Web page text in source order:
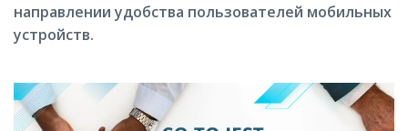
направлении удобства пользователей мобильных
устройств.